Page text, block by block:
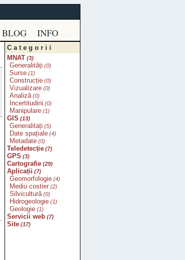
BLOG INFO
Categorii
MNAT (3)
Generalități (0)
Surse (1)
Construcție (0)
Vizualizare (0)
Analiză (0)
Incertitudini (0)
Manipulare (1)
GIS (13)
Generalitați (5)
Date spațiale (4)
Metadate (0)
Teledetecție (7)
GPS (3)
Cartografie (29)
Aplicații (7)
Geomorfologie (4)
Mediu costier (2)
Silvicultură (0)
Hidrogeologie (1)
Geologie (1)
Servicii web (7)
Site (17)